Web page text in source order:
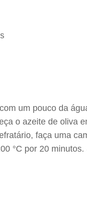
um pouco da
o azeite de oliva
faça uma
°C por 20